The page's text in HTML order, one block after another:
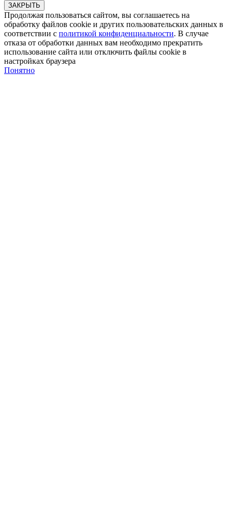
ЗАКРЫТЬ
Продолжая пользоваться сайтом, вы соглашаетесь на
обработку файлов cookie и других пользовательских данных в
соответствии с политикой конфиденциальности. В случае
отказа от обработки данных вам необходимо прекратить
использование сайта или отключить файлы cookie в
настройках браузера
Понятно